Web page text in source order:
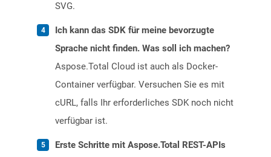
SVG.
Ich kann das SDK für meine bevorzugte
Sprache nicht finden. Was soll ich machen?
Aspose.Total Cloud ist auch als Docker-
Container verfügbar. Versuchen Sie es mit
cURL, falls Ihr erforderliches SDK noch nicht
verfügbar ist.
Erste Schritte mit Aspose.Total REST-APIs